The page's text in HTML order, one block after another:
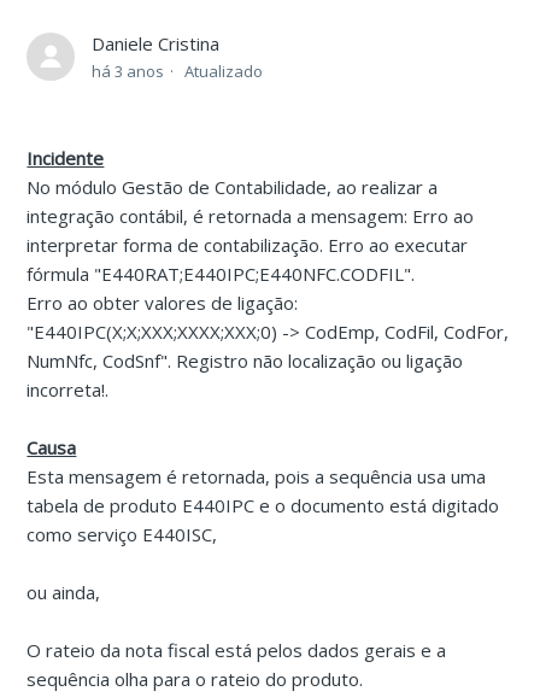
Daniele Cristina
há 3 anos Atualizado
Incidente
No módulo Gestão de Contabilidade, ao realizar a
integração contábil, é retornada a mensagem: Erro ao
interpretar forma de contabilização. Erro ao executar
fórmula "E440RAT;E440IPC;E440NFC.CODFIL".
Erro ao obter valores de ligação:
"E440IPC(X;X;XXX;XXXX;XXX;0) -> CodEmp, CodFil, CodFor,
NumNfc, CodSnf". Registro não localização ou ligação
incorreta!.
Causa
Esta mensagem é retornada, pois a sequência usa uma
tabela de produto E440IPC e o documento está digitado
como serviço E440ISC,
ou ainda,
O rateio da nota fiscal está pelos dados gerais e a
sequência olha para o rateio do produto.